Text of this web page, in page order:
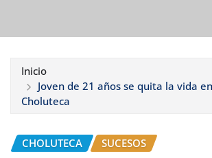
Inicio
Joven de 21 años se quita la vida
Choluteca
CHOLUTECA SUCESOS